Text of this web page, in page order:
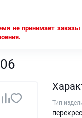
не принимает заказы
Тип